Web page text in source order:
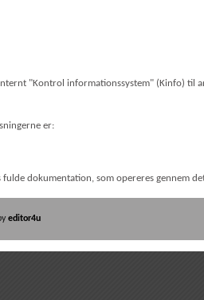
"Kontrol informationssystem" (Kinfo) til
er:
fulde dokumentation, som opereres gennem
editor4u